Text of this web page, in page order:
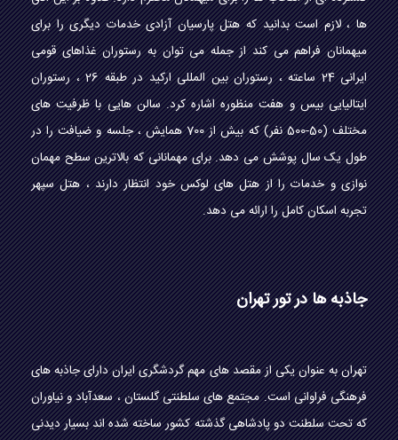
ها ، لازم است بدانید که هتل پارسیان آزادی خدمات دیگری را برای
میهمانان فراهم می کند از جمله می توان به رستوران غذاهای قومی
ایرانی 24 ساعته ، رستوران بین المللی ارکید در طبقه 26 ، رستوران
ایتالیایی بیس و هفت منظوره اشاره کرد. سالن هایی با ظرفیت های
مختلف (50-500 نفر) که بیش از 700 همایش ، جلسه و ضیافت را در
طول یک سال پوشش می دهد. برای مهمانانی که بالاترین سطح مهمان
نوازی و خدمات را از هتل های لوکس خود انتظار دارند ، هتل سپهر
تجربه اسکان کامل را ارائه می دهد.
جاذبه ها در تور تهران
تهران به عنوان یکی از مقصد های مهم گردشگری ایران دارای جاذبه های
فرهنگی فراوانی است. مجتمع های سلطنتی گلستان ، سعدآباد و نیاوران
که تحت سلطنت دو پادشاهی گذشته کشور ساخته شده اند بسیار دیدنی